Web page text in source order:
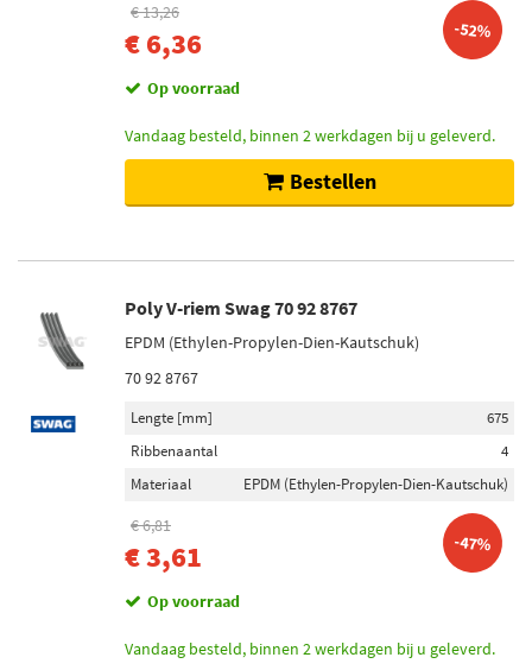
€ 13,26
€ 6,36 -52%
Op voorraad
Vandaag besteld, binnen 2 werkdagen bij u geleverd.
Bestellen
Poly V-riem Swag 70 92 8767
EPDM (Ethylen-Propylen-Dien-Kautschuk)
70 92 8767
Lengte [mm]
675
Ribbenaantal
4
Materiaal
EPDM (Ethylen-Propylen-Dien-Kautschuk)
€ 6,81
€ 3,61 -47%
Op voorraad
Vandaag besteld, binnen 2 werkdagen bij u geleverd.